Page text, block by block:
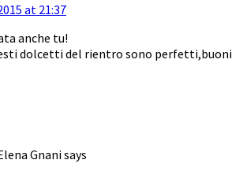
at 21:37
anche tu!
dolcetti del rientro sono perfetti,buoni
Gnanisays